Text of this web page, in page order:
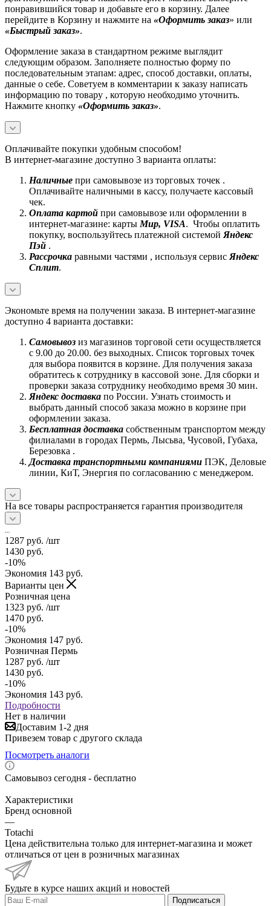
понравившийся товар и добавьте его в корзину. Далее
перейдите в Корзину и нажмите на «Оформить заказ» или
«Быстрый заказ».
Оформление заказа в стандартном режиме выглядит
следующим образом. Заполняете полностью форму по
последовательным этапам: адрес, способ доставки, оплаты,
данные о себе. Советуем в комментарии к заказу написать
информацию по товару , которую необходимо уточнить.
Нажмите кнопку «Оформить заказ».
Оплачивайте покупки удобным способом!
В интернет-магазине доступно 3 варианта оплаты:
Наличные при самовывозе из торговых точек .
Оплачивайте наличными в кассу, получаете кассовый
чек.
Оплата картой при самовывозе или оформлении в
интернет-магазине: карты Mир, VISA. Чтобы оплатить
покупку, воспользуйтесь платежной системой Яндекс
Пэй .
Рассрочка равными частями , используя сервис Яндекс
Сплит.
Экономьте время на получении заказа. В интернет-магазине
доступно 4 варианта доставки:
Самовывоз из магазинов торговой сети осуществляется
с 9.00 до 20.00. без выходных. Список торговых точек
для выбора появится в корзине. Для получения заказа
обратитесь к сотруднику в кассовой зоне. Для сборки и
проверки заказа сотруднику необходимо время 30 мин.
Яндекс доставка по России. Узнать стоимость и
выбрать данный способ заказа можно в корзине при
оформлении заказа.
Бесплатная доставка собственным транспортом между
филиалами в городах Пермь, Лысьва, Чусовой, Губаха,
Березовка .
Доставка транспортными компаниями ПЭК, Деловые
линии, КиТ, Энергия по согласованию с менеджером.
На все товары распространяется гарантия производителя
1287 руб. /шт
1430 руб.
-10%
Экономия 143 руб.
Варианты цен
Розничная цена
1323 руб. /шт
1470 руб.
-10%
Экономия 147 руб.
Розничная Пермь
1287 руб. /шт
1430 руб.
-10%
Экономия 143 руб.
Подробности
Нет в наличии
Доставим 1-2 дня
Привезем товар с другого склада
Посмотреть аналоги
Самовывоз сегодня - бесплатно
Характеристики
Бренд основной
—
Totachi
Цена действительна только для интернет-магазина и может
отличаться от цен в розничных магазинах
Будьте в курсе наших акций и новостей
Подписаться